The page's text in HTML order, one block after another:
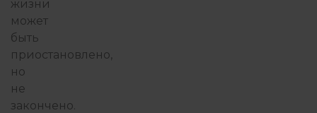
жизни
может
быть
приостановлено,
но
не
закончено.